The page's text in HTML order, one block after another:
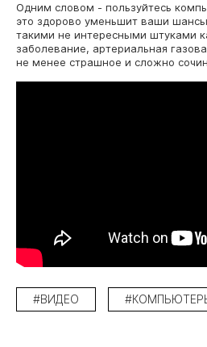
Одним словом - пользуйтесь
это здорово уменьшит ваши
такими не интересными штуками
заболевание, артериальная
не менее страшное и сложно
#ВИДЕО